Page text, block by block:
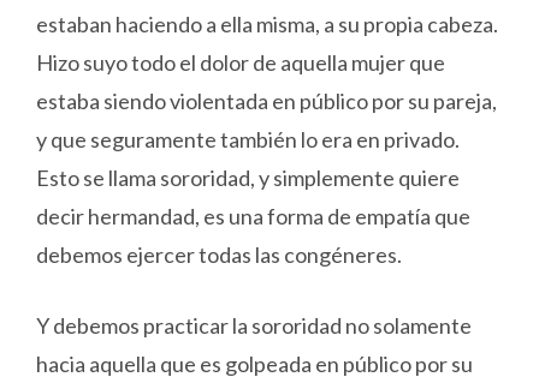
estaban haciendo a ella misma, a su propia cabeza.
Hizo suyo todo el dolor de aquella mujer que
estaba siendo violentada en público por su pareja,
y que seguramente también lo era en privado.
Esto se llama sororidad, y simplemente quiere
decir hermandad, es una forma de empatía que
debemos ejercer todas las congéneres.
Y debemos practicar la sororidad no solamente
hacia aquella que es golpeada en público por su